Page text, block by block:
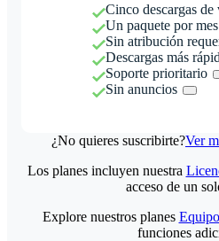
Cinco descargas de
Un paquete por mes
Sin atribución
Descargas más
Soporte prioritario
Sin anuncios
¿No quieres suscribirte?Ver
Los planes incluyen nuestra
acceso de un
Explore nuestros planes Equipo
funciones